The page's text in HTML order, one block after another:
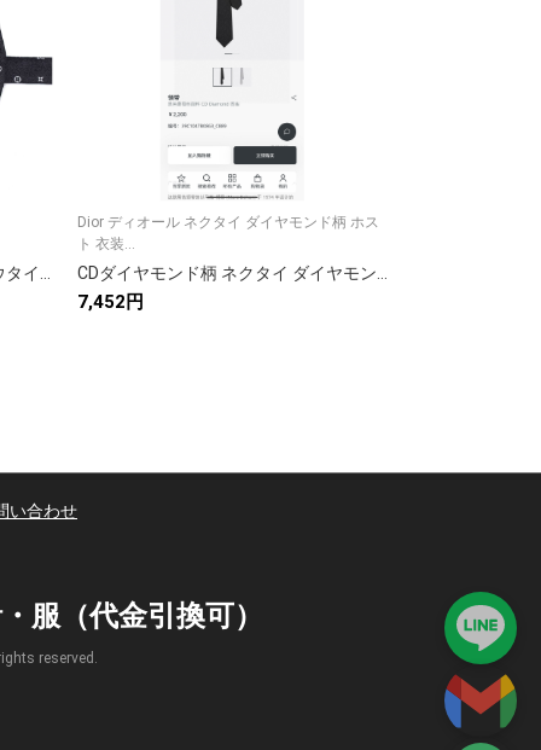
Dior ディオール ネクタイ ダイヤモンド柄 ホス
ト 衣装...
7,452円
い合わせ
服（代金引換可）
reserved.